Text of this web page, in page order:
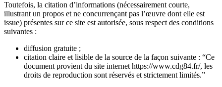
Toutefois, la citation d’informations (nécessairement courte,
illustrant un propos et ne concurrençant pas l’œuvre dont elle est
issue) présentes sur ce site est autorisée, sous respect des conditions
suivantes :
diffusion gratuite ;
citation claire et lisible de la source de la façon suivante : “Ce
document provient du site internet https://www.cdg84.fr/, les
droits de reproduction sont réservés et strictement limités.”